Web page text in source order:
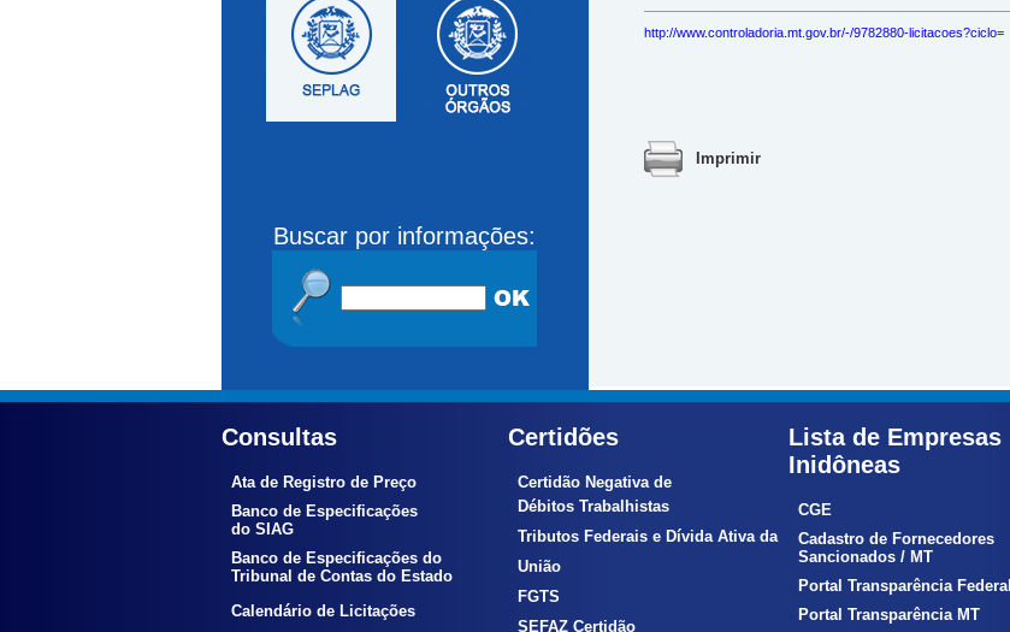
Buscar por informações:
http://www.controladoria.mt.gov.br/-/9782880-licitacoes?ciclo=
Imprimir
Consultas
Ata de Registro de Preço
Banco de Especificações
do SIAG
Banco de Especificações do
Tribunal de Contas do Estado
Calendário de Licitações
Certidões
Certidão Negativa de
Débitos Trabalhistas
Tributos Federais e Dívida Ativa da
União
FGTS
SEFAZ Certidão
Lista de Empresas
Inidôneas
CGE
Cadastro de Fornecedores
Sancionados / MT
Portal Transparência Federal
Portal Transparência MT